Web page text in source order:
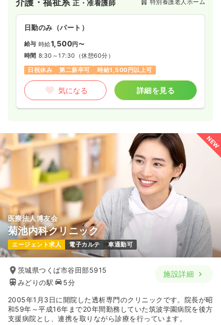
介護・福祉系正・准看護師 特別養護老人ホーム
日勤のみ（パート）
給与 時給1,500円〜
時間 8:30～17:30 （休憩60分）
日祝休み
第二新卒可 時給1,500円以上可
気になる 詳細を見る
NEW
医療法人博友会
菊池内科クリニック
エージェント求人 電子カルテ 車通勤可
茨城県つくば市谷田部5915
みどりの駅
5分
施設詳細
2005年1月3日に開院した透析専門のクリニックです。院長が昭
和59年～平成16年まで20年間勤務していた筑波学園病院を後方
支援病院とし、連携を取りながら診療を行っています。